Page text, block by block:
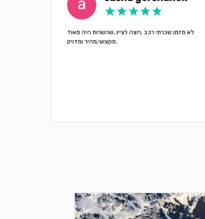
לא מזמן שכרתי רכב ,רוצה לציין ,שהשרות היה מאוד
מקצועי,מהיר ומדויק.